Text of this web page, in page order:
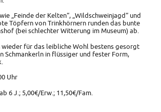
„Feinde der Kelten“, „Wildschweinjagd“ und
Töpfern von Trinkhörnern runden das bunte
(bei schlechter Witterung im Museum) ab.
wieder für das leibliche Wohl bestens gesorgt
Schmankerln in flüssiger und fester Form,
Uhr
6 J.; 5,00€/Erw.; 11,50€/Fam.